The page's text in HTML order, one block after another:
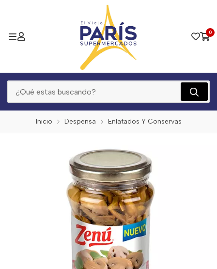
0
Inicio Despensa Enlatados Y Conservas